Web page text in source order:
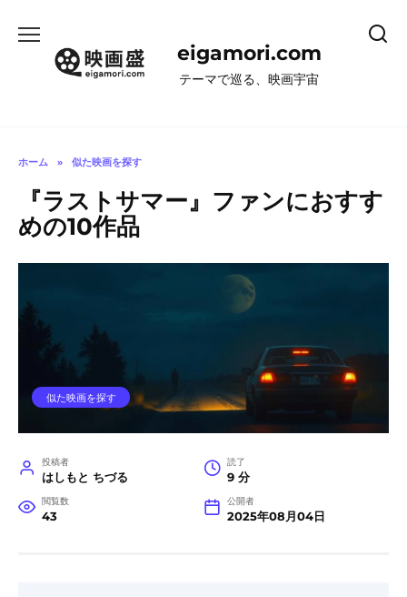
eigamori.com
テーマで巡る、映画宇宙
ホーム » 似た映画を探す
『ラストサマー』ファンにおすす
めの10作品
似た映画を探す
投稿者
はしもと ちづる
読了
9 分
閲覧数
43
公開者
2025年08月04日